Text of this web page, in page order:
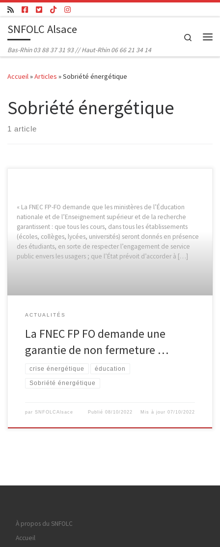
Passer au contenu
SNFOLC Alsace
Bas-Rhin 03 88 37 31 93 // Haut-Rhin 06 66 21 34 14
Search
Accueil»Articles »Sobriété énergétique
Sobriété énergétique
1 article
« La FNEC FP-FO demande que les ministères de l’Éducation
nationale et de l’Enseignement supérieur et de la recherche
garantissent : que tous les cours, dans tous les établissements
(écoles, collèges, lycées, universités) seront donnés en présence
des étudiants, en sorte de respecter l’engagement de service
public envers les usagers ; que l’État prévoit d’accorder à […]
ACTUALITÉS
La FNEC FP FO demande une
garantie de non fermeture …
crise énergétique éducation
Sobriété énergétique
par SNFOLCAlsace Publié08/10/2022 Mis à jour07/10/2022
À propos du SNFOLC
Accueil